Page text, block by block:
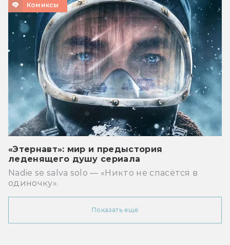
Комиксы
«Этернавт»: мир и предыстория
леденящего душу сериала
Nadie se salva solo — «Никто не спасётся в
одиночку».
Показать ещё